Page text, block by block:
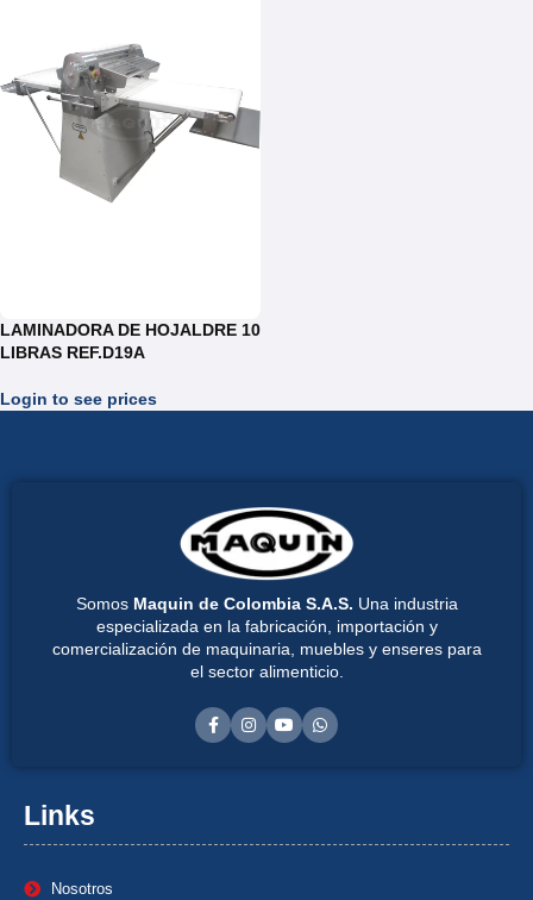
LAMINADORA DE HOJALDRE 10
LIBRAS REF.D19A
Login to see prices
Somos Maquin de Colombia S.A.S. Una industria
especializada en la fabricación, importación y
comercialización de maquinaria, muebles y enseres para
el sector alimenticio.
Links
Nosotros